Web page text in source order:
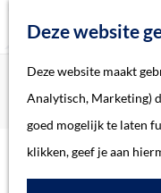
Deze website
Deze website maakt
Analytisch, Marketing)
goed mogelijk te laten
klikken, geef je aan
Home
Verhalen
Thema
Soort object
Home
Parsons, Stanley